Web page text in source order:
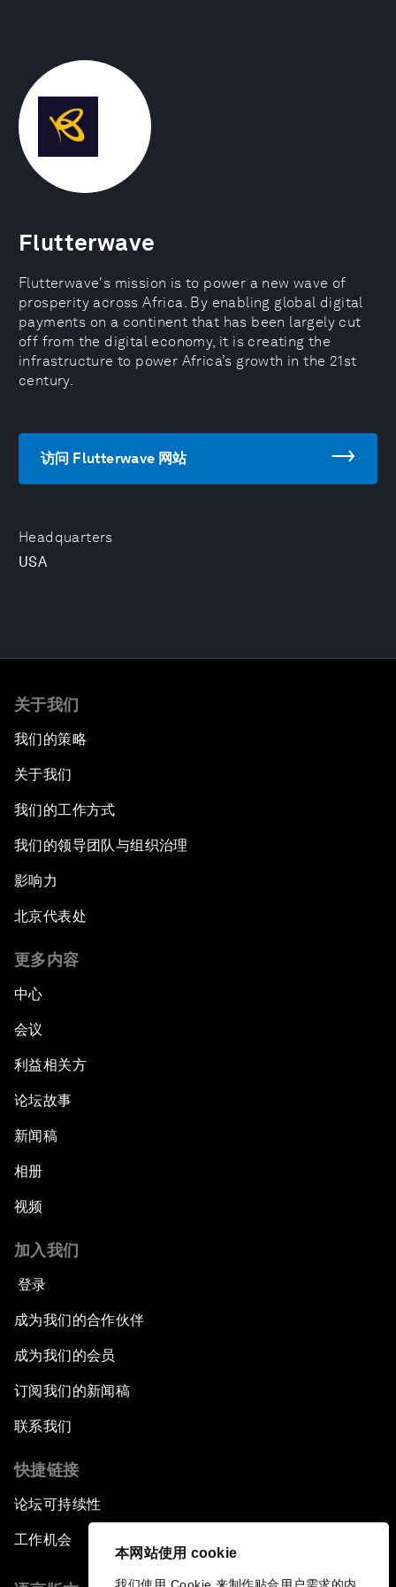
本网站使用 cookie
Headquarters
USA
Flutterwave
Flutterwave's mission is to power a new wave of
prosperity across Africa. By enabling global digital
payments on a continent that has been largely cut
off from the digital economy, it is creating the
infrastructure to power Africa’s growth in the 21st
century.
访问 Flutterwave 网站
关于我们
我们的策略
关于我们
我们的工作方式
我们的领导团队与组织治理
影响力
北京代表处
更多内容
中心
会议
利益相关方
论坛故事
新闻稿
相册
视频
加入我们
登录
成为我们的合作伙伴
成为我们的会员
订阅我们的新闻稿
联系我们
快捷链接
论坛可持续性
工作机会